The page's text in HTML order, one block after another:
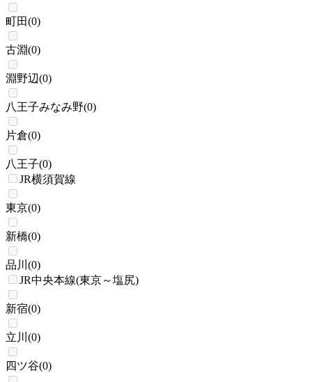
町田(0)
古淵(0)
淵野辺(0)
八王子みなみ野(0)
片倉(0)
八王子(0)
JR横須賀線
東京(0)
新橋(0)
品川 (0)
JR中央本線(東京～塩尻)
新宿(0)
立川 (0)
四ツ谷(0)